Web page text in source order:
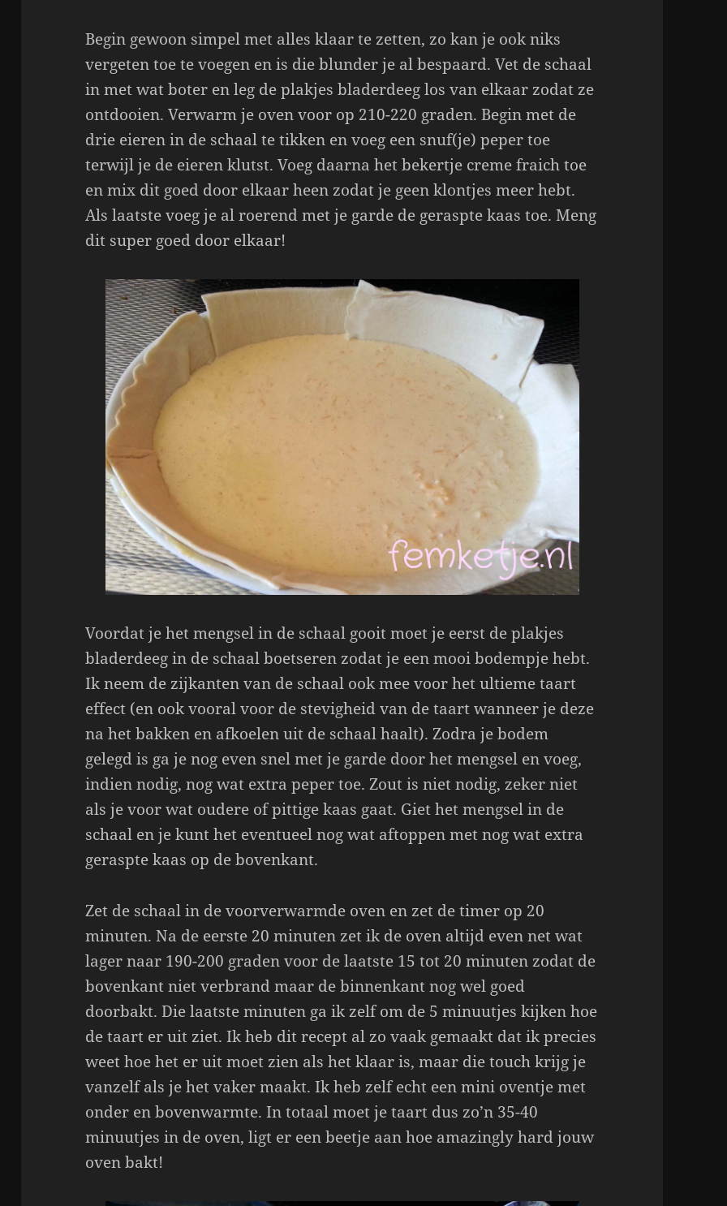
Begin gewoon simpel met alles klaar te zetten, zo kan je ook niks
vergeten toe te voegen en is die blunder je al bespaard. Vet de schaal
in met wat boter en leg de plakjes bladerdeeg los van elkaar zodat ze
ontdooien. Verwarm je oven voor op 210-220 graden. Begin met de
drie eieren in de schaal te tikken en voeg een snuf(je) peper toe
terwijl je de eieren klutst. Voeg daarna het bekertje creme fraich toe
en mix dit goed door elkaar heen zodat je geen klontjes meer hebt.
Als laatste voeg je al roerend met je garde de geraspte kaas toe. Meng
dit super goed door elkaar!
Voordat je het mengsel in de schaal gooit moet je eerst de plakjes
bladerdeeg in de schaal boetseren zodat je een mooi bodempje hebt.
Ik neem de zijkanten van de schaal ook mee voor het ultieme taart
effect (en ook vooral voor de stevigheid van de taart wanneer je deze
na het bakken en afkoelen uit de schaal haalt). Zodra je bodem
gelegd is ga je nog even snel met je garde door het mengsel en voeg,
indien nodig, nog wat extra peper toe. Zout is niet nodig, zeker niet
als je voor wat oudere of pittige kaas gaat. Giet het mengsel in de
schaal en je kunt het eventueel nog wat aftoppen met nog wat extra
geraspte kaas op de bovenkant.
Zet de schaal in de voorverwarmde oven en zet de timer op 20
minuten. Na de eerste 20 minuten zet ik de oven altijd even net wat
lager naar 190-200 graden voor de laatste 15 tot 20 minuten zodat de
bovenkant niet verbrand maar de binnenkant nog wel goed
doorbakt. Die laatste minuten ga ik zelf om de 5 minuutjes kijken hoe
de taart er uit ziet. Ik heb dit recept al zo vaak gemaakt dat ik precies
weet hoe het er uit moet zien als het klaar is, maar die touch krijg je
vanzelf als je het vaker maakt. Ik heb zelf echt een mini oventje met
onder en bovenwarmte. In totaal moet je taart dus zo’n 35-40
minuutjes in de oven, ligt er een beetje aan hoe amazingly hard jouw
oven bakt!